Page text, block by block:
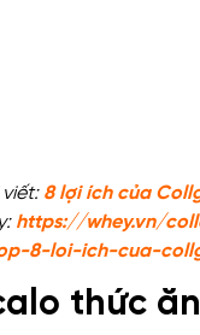
viết: 8 lợi ích của
https://whey.vn/
8-loi-ich-cua-
thức